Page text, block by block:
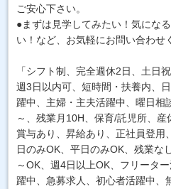
ご安心下さい。
●まずは見学してみたい！気にな
い！など、お気軽にお問い合わせ
「シフト制、完全週休2日、土日
週3日以内可、短時間・扶養内、
躍中、主婦・主夫活躍中、曜日相
～、残業月10H、保育/託児所、産
賞与あり、昇給あり、正社員登用
日のみOK、平日のみOK、残業な
～OK、週4日以上OK、フリータ
躍中、急募求人、初心者活躍中、